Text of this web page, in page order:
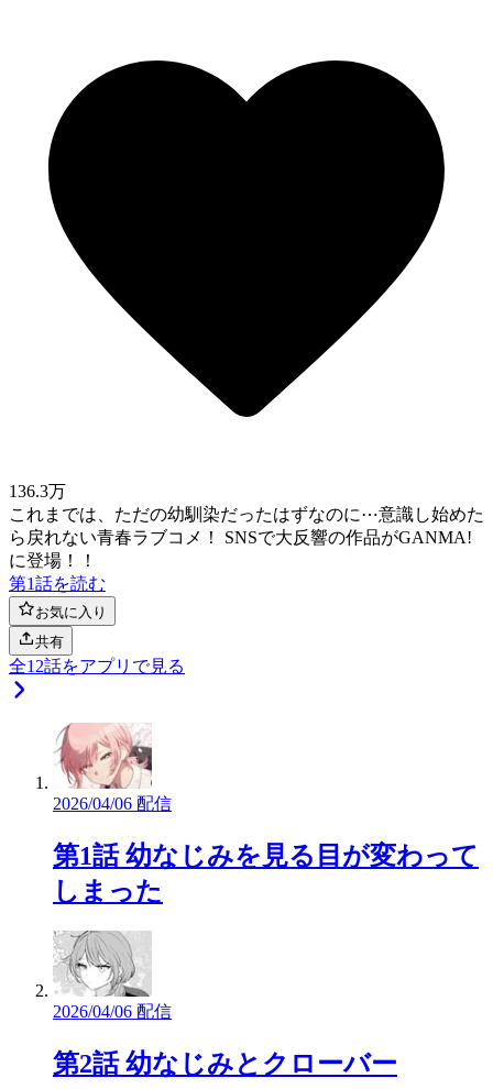
136.3万
これまでは、ただの幼馴染だったはずなのに⋯意識し始めた
ら戻れない青春ラブコメ！ SNSで大反響の作品がGANMA!
に登場！！
第1話を読む
お気に入り
共有
全12話をアプリで見る
2026/04/06 配信
第1話 幼なじみを見る目が変わって
しまった
2026/04/06 配信
第2話 幼なじみとクローバー